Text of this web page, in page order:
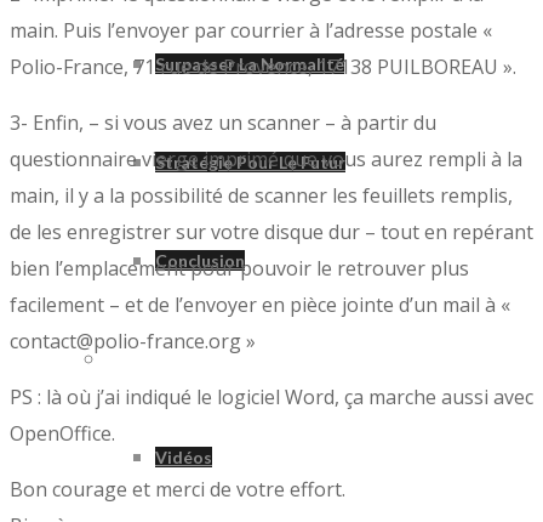
Surpasser La Normalité
Stratégie Pour Le Futur
Conclusion
Vidéos
main. Puis l’envoyer par courrier à l’adresse postale «
Polio-France, 71 rue de Provence, 17138 PUILBOREAU ».
3- Enfin, – si vous avez un scanner – à partir du
questionnaire vierge imprimé que vous aurez rempli à la
main, il y a la possibilité de scanner les feuillets remplis,
de les enregistrer sur votre disque dur – tout en repérant
bien l’emplacement pour pouvoir le retrouver plus
facilement – et de l’envoyer en pièce jointe d’un mail à «
contact@polio-france.org »
PS : là où j’ai indiqué le logiciel Word, ça marche aussi avec
OpenOffice.
Bon courage et merci de votre effort.